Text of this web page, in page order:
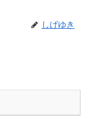
しげゆき